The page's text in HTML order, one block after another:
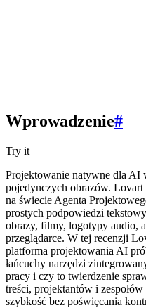
Wprowadzenie#
Try it
Projektowanie natywne dla AI
pojedynczych obrazów.
na świecie Agenta
prostych podpowiedzi
obrazy, filmy, logotypy audio,
przeglądarce. W tej recenzji
platforma projektowania AI
łańcuchy narzędzi
pracy i czy to twierdzenie
treści, projektantów i
szybkość bez poświęcania